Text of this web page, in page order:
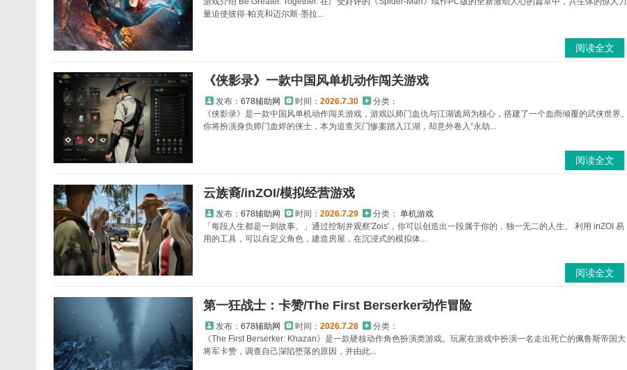
量迫使彼得·帕克和迈尔斯·墨拉...
阅读全文
《侠影录》一款中国风单机动作闯关游戏
发布： 678辅助网 时间： 2026.7.30
分类：
《侠影录》是一款中国风单机动作闯关游戏，游戏以师门血仇与江湖诡局为核心，搭建了一个血雨倾覆的武侠世界。
你将扮演身负师门血烬的侠士，本为追查灭门惨案踏入江湖，却意外卷入“永劫...
阅读全文
云族裔/inZOI/模拟经营游戏
发布： 678辅助网 时间： 2026.7.29 分类： 单机游戏
「每段人生都是一则故事。」通过控制并观察'Zois'，你可以创造出一段属于你的，独一无二的人生。 利用 inZOI 易
用的工具，可以自定义角色，建造房屋，在沉浸式的模拟体...
阅读全文
第一狂战士：卡赞/The First Berserker动作冒险
发布： 678辅助网 时间： 2026.7.28
分类：
《The First Berserker: Khazan》是一款硬核动作角色扮演类游戏。玩家在游戏中扮演一名走出死亡的佩鲁斯帝国大
将军卡赞，调查自己深陷堕落的原因，并由此...